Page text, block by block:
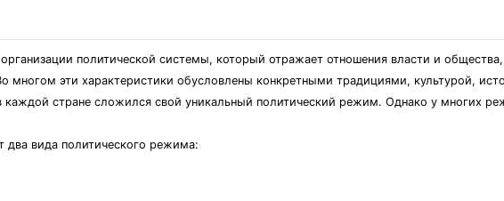
политической системы, который отражает отношения власти и
многом эти характеристики обусловлены конкретными традициями, культурой,
каждой стране сложился свой уникальный политический режим. Однако у многих
два вида политического режима: